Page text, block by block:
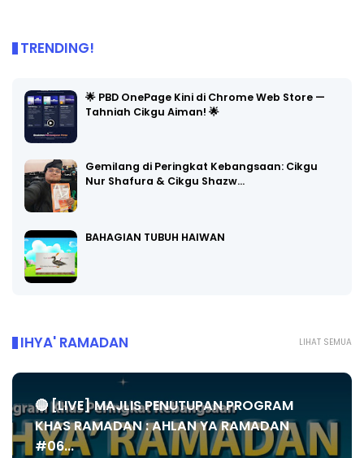
TRENDING!
🌟 PBD OnePage Kini di Chrome Web Store —
Tahniah Cikgu Aiman! 🌟
Gemilang di Peringkat Kebangsaan: Cikgu
Nur Shafura & Cikgu Shazw…
BAHAGIAN TUBUH HAIWAN
LIHAT SEMUA
IHYA' RAMADAN
🔴 [LIVE] MAJLIS PENUTUPAN PROGRAM
KHAS RAMADAN : AHLAN YA RAMADAN
#06...